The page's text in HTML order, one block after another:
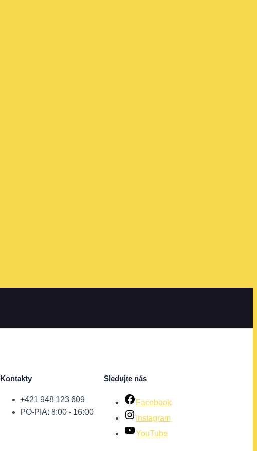
Kontakty
+421 948 123 609
PO-PIA: 8:00 - 16:00
Sledujte nás
Facebook
Instagram
YouTube